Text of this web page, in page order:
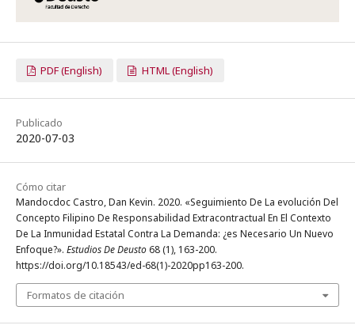
PDF (English) HTML (English)
Publicado
2020-07-03
Cómo citar
Mandocdoc Castro, Dan Kevin. 2020. «Seguimiento De La evolución Del
Concepto Filipino De Responsabilidad Extracontractual En El Contexto
De La Inmunidad Estatal Contra La Demanda: ¿es Necesario Un Nuevo
Enfoque?». Estudios De Deusto 68 (1), 163-200.
https://doi.org/10.18543/ed-68(1)-2020pp163-200.
Formatos de citación